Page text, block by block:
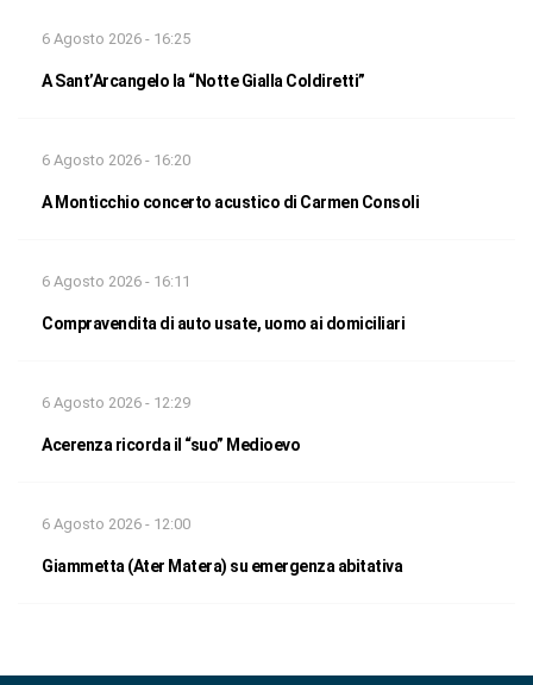
6 Agosto 2026 - 16:25
A Sant’Arcangelo la “Notte Gialla Coldiretti”
6 Agosto 2026 - 16:20
A Monticchio concerto acustico di Carmen Consoli
6 Agosto 2026 - 16:11
Compravendita di auto usate, uomo ai domiciliari
6 Agosto 2026 - 12:29
Acerenza ricorda il “suo” Medioevo
6 Agosto 2026 - 12:00
Giammetta (Ater Matera) su emergenza abitativa